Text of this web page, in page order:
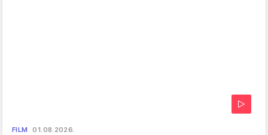
FILM 01.08.2026.